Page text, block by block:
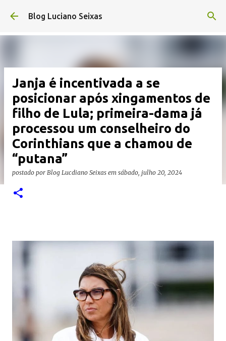
Pular para o conteúdo principal
Blog Luciano Seixas
Janja é incentivada a se
posicionar após xingamentos de
filho de Lula; primeira-dama já
processou um conselheiro do
Corinthians que a chamou de
“putana”
postado por Blog Lucdiano Seixas em sábado, julho 20, 2024